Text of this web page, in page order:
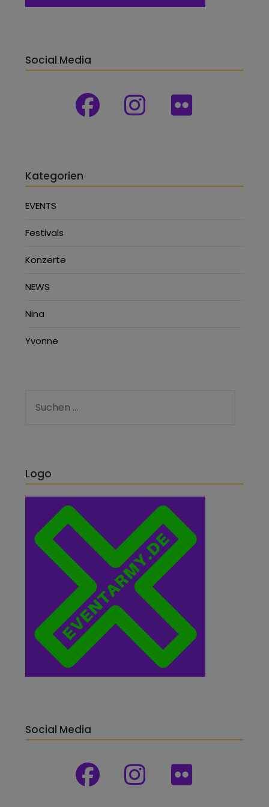
Social Media
Kategorien
EVENTS
Festivals
Konzerte
NEWS
Nina
Yvonne
Logo
Social Media